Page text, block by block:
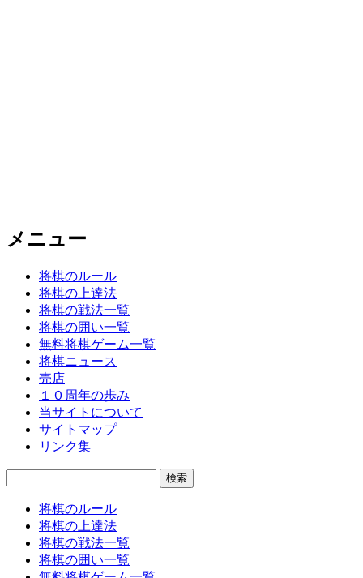
メニュー
将棋のルール
将棋の上達法
将棋の戦法一覧
将棋の囲い一覧
無料将棋ゲーム一覧
将棋ニュース
売店
１０周年の歩み
当サイトについて
サイトマップ
リンク集
将棋のルール
将棋の上達法
将棋の戦法一覧
将棋の囲い一覧